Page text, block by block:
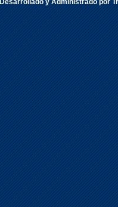
Desarrollado y Administrado por